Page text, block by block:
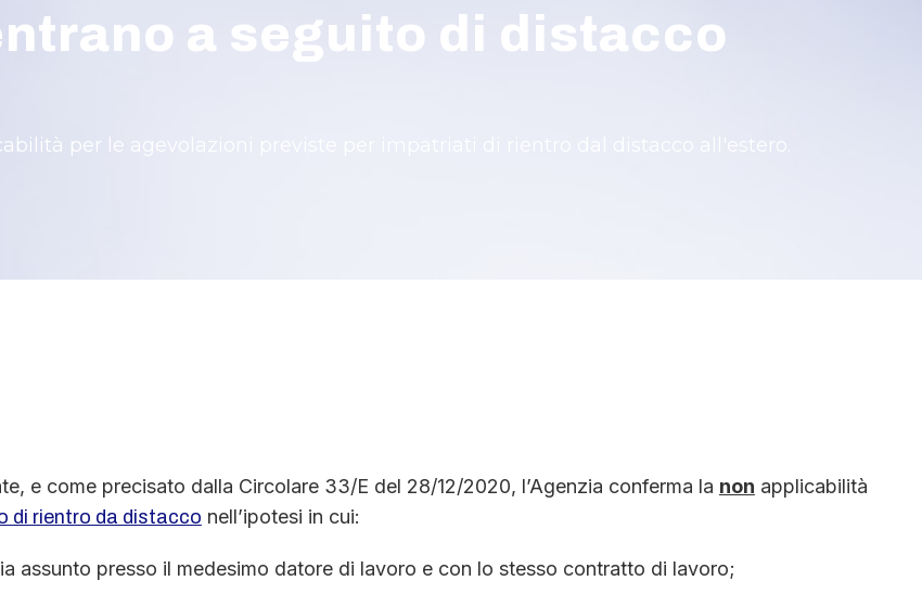
a seguito di distacco
per le agevolazioni previste per impatriati di rientro dal distacco all'estero.
e come precisato dalla Circolare 33/E del 28/12/2020, l’Agenzia conferma la non applicabilità
di rientro da distacco nell’ipotesi in cui:
assunto presso il medesimo datore di lavoro e con lo stesso contratto di lavoro;